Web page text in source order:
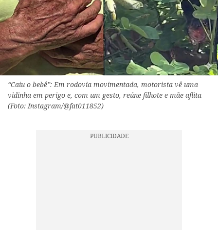
“Caiu o bebê”: Em rodovia movimentada, motorista vê uma
vidinha em perigo e, com um gesto, reúne filhote e mãe aflita
(Foto: Instagram/@fat011852)